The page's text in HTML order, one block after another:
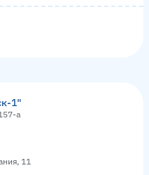
1"
а
11